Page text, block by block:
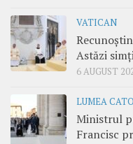
VATICAN
Astăzi
6 AUGUST
LUMEA
Ministrul
Francisc